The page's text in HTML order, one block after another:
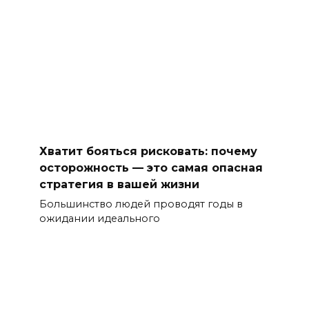
Хватит бояться рисковать: почему
осторожность — это самая опасная
стратегия в вашей жизни
Большинство людей проводят годы в
ожидании идеального